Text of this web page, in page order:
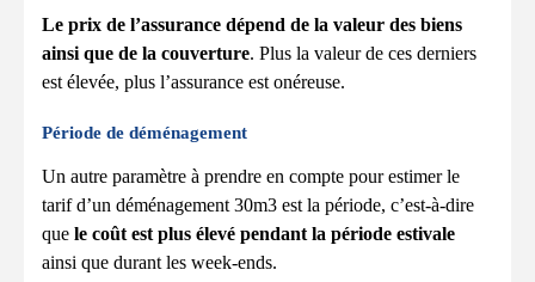
Le prix de l’assurance dépend de la valeur des biens
ainsi que de la couverture. Plus la valeur de ces derniers
est élevée, plus l’assurance est onéreuse.
Période de déménagement
Un autre paramètre à prendre en compte pour estimer le
tarif d’un déménagement 30m3 est la période, c’est-à-dire
que le coût est plus élevé pendant la période estivale
ainsi que durant les week-ends.